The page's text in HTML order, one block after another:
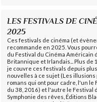
LES FESTIVALS DE
2025
Ces festivals de cinéma (et
recommande en 2025. Vous
du Festival du Cinéma Américain
Britannique et Irlandais... Plus de
je couvre ces festivals depuis
nouvelles à ce sujet (Les
romans qui ont pour cadre, l'un le
du 38, 2016) et l'autre le Festival
Symphonie des rêves, Éditions